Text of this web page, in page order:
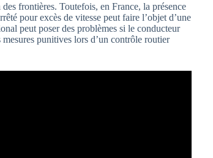
frontières. Toutefois, en France, la présence
pour excès de vitesse peut faire l’objet d’une
peut poser des problèmes si le conducteur
punitives lors d’un contrôle routier